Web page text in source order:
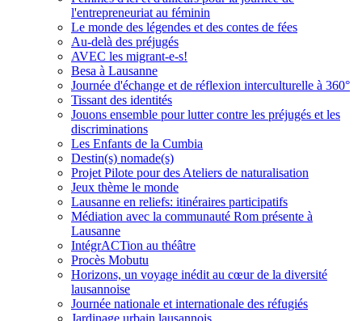
l'entrepreneuriat au féminin
Le monde des légendes et des contes de fées
Au-delà des préjugés
AVEC les migrant-e-s!
Besa à Lausanne
Journée d'échange et de réflexion interculturelle à 360°
Tissant des identités
Jouons ensemble pour lutter contre les préjugés et les
discriminations
Les Enfants de la Cumbia
Destin(s) nomade(s)
Projet Pilote pour des Ateliers de naturalisation
Jeux thème le monde
Lausanne en reliefs: itinéraires participatifs
Médiation avec la communauté Rom présente à
Lausanne
IntégrACTion au théâtre
Procès Mobutu
Horizons, un voyage inédit au cœur de la diversité
lausannoise
Journée nationale et internationale des réfugiés
Jardinage urbain lausannois